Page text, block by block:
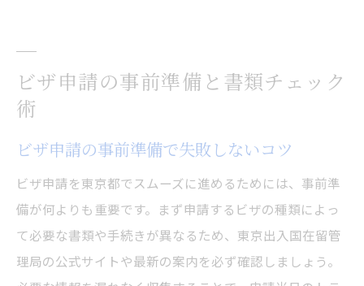
ビザ申請の事前準備と書類チェック
術
ビザ申請の事前準備で失敗しないコツ
ビザ申請を東京都でスムーズに進めるためには、事前準
備が何よりも重要です。まず申請するビザの種類によっ
て必要な書類や手続きが異なるため、東京出入国在留管
理局の公式サイトや最新の案内を必ず確認しましょう。